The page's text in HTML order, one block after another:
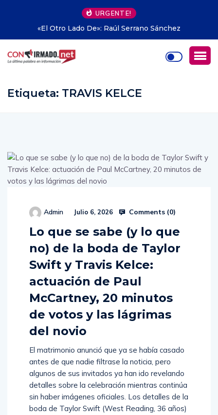
URGENTE!
Propiedad privada en Argentina: hasta dónde
avanzar Milei
Etiqueta: TRAVIS KELCE
Admin Julio 6, 2026 Comments (0)
Lo que se sabe (y lo que
no) de la boda de Taylor
Swift y Travis Kelce:
actuación de Paul
McCartney, 20 minutos
de votos y las lágrimas
del novio
El matrimonio anunció que ya se había casado
antes de que nadie filtrase la noticia, pero
algunos de sus invitados ya han ido revelando
detalles sobre la celebración mientras continúa
sin haber imágenes oficiales. Los detalles de la
boda de Taylor Swift (West Reading, 36 años)